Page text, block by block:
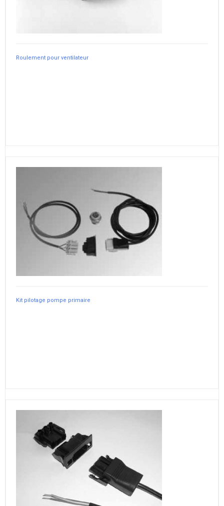
Roulement pour ventilateur
Kit pilotage pompe primaire